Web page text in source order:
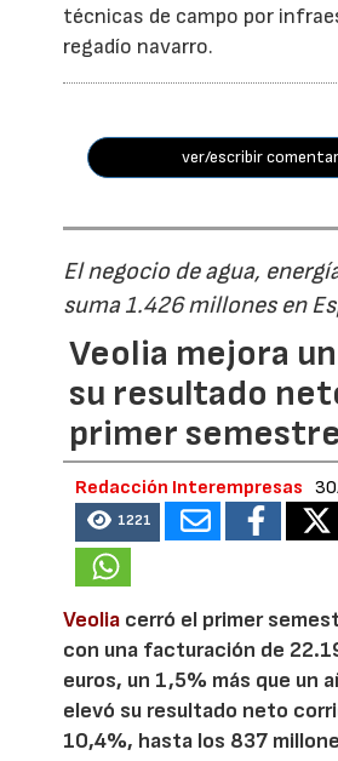
técnicas de campo por
regadío navarro.
ver/escribir
El negocio de agua,
suma 1.426 millones en
Veolia mejora
su resultado
primer semestre
Redacción Interempresas
1221
Veolia cerró el primer
con una facturación de
euros, un 1,5% más que un
elevó su resultado neto
10,4%, hasta los 837